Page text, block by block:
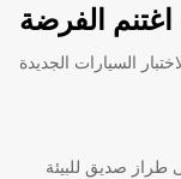
الفرضة
السيارات الجديدة
طراز صديق للبيئة